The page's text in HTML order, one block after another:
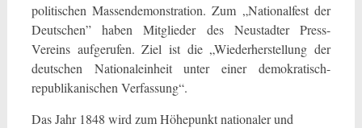
politischen Massendemonstration. Zum „Nationalfest der
Deutschen” haben Mitglieder des Neustadter Press-
Vereins aufgerufen. Ziel ist die „Wiederherstellung der
deutschen Nationaleinheit unter einer demokratisch-
republikanischen Verfassung“.
Das Jahr 1848 wird zum Höhepunkt nationaler und